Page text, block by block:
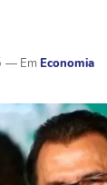
Economia